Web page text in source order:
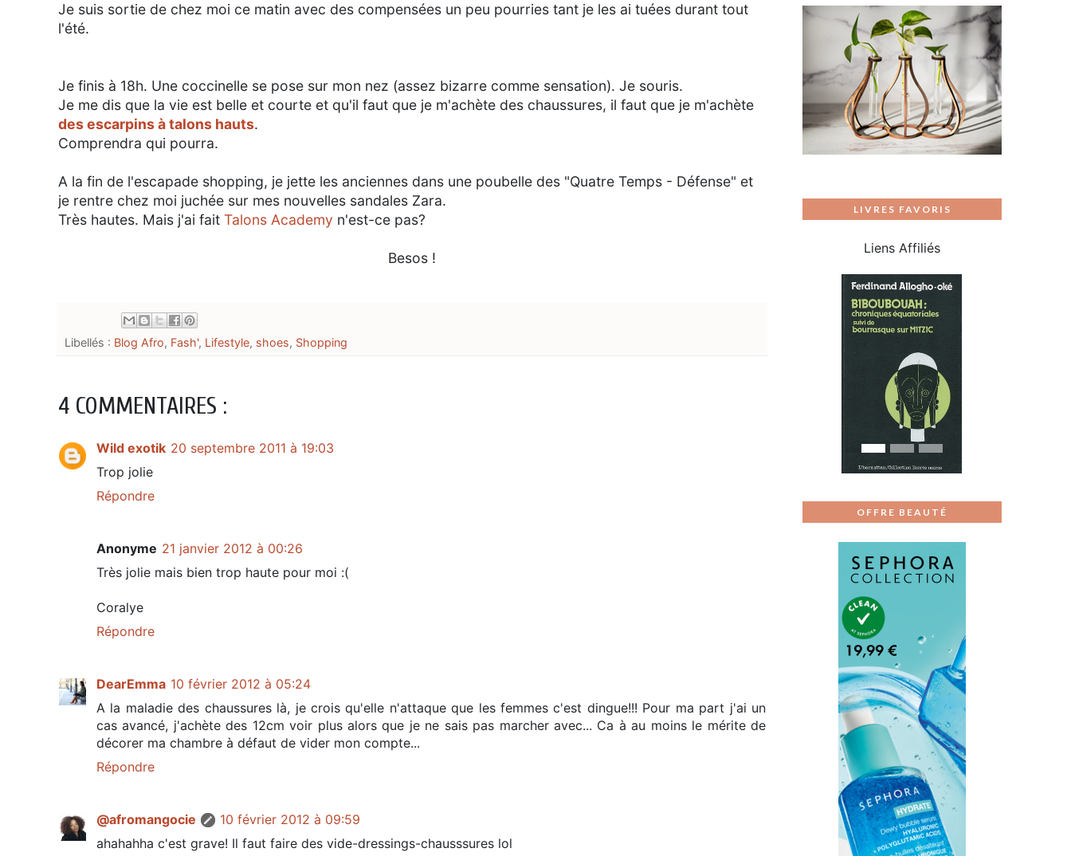
Je suis sortie de chez moi ce matin avec des compensées un peu pourries tant je les ai tuées durant tout
l'été.
Je finis à 18h. Une coccinelle se pose sur mon nez (assez bizarre comme sensation). Je souris.
Je me dis que la vie est belle et courte et qu'il faut que je m'achète des chaussures, il faut que je m'achète
des escarpins à talons hauts.
Comprendra qui pourra.
A la fin de l'escapade shopping, je jette les anciennes dans une poubelle des "Quatre Temps - Défense" et
je rentre chez moi juchée sur mes nouvelles sandales Zara.
Très hautes. Mais j'ai fait Talons Academy n'est-ce pas?
Besos !
Libellés : Blog Afro, Fash', Lifestyle, shoes, Shopping
4 COMMENTAIRES :
Wild exotik 20 septembre 2011 à 19:03
Trop jolie
Répondre
Anonyme 21 janvier 2012 à 00:26
Très jolie mais bien trop haute pour moi :(
Coralye
Répondre
DearEmma 10 février 2012 à 05:24
A la maladie des chaussures là, je crois qu'elle n'attaque que les femmes c'est dingue!!! Pour ma part j'ai un
cas avancé, j'achète des 12cm voir plus alors que je ne sais pas marcher avec... Ca à au moins le mérite de
décorer ma chambre à défaut de vider mon compte...
Répondre
@afromangocie
10 février 2012 à 09:59
ahahahha c'est grave! Il faut faire des vide-dressings-chausssures lol
LIVRES FAVORIS
Liens Affiliés
Previous
OFFRE BEAUTÉ